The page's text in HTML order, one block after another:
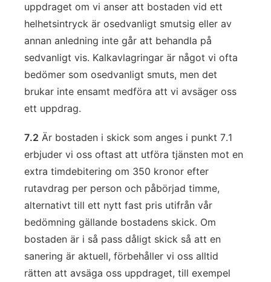
uppdraget om vi anser att bostaden vid ett
helhetsintryck är osedvanligt smutsig eller av
annan anledning inte går att behandla på
sedvanligt vis. Kalkavlagringar är något vi ofta
bedömer som osedvanligt smuts, men det
brukar inte ensamt medföra att vi avsäger oss
ett uppdrag.
7.2 Är bostaden i skick som anges i punkt 7.1
erbjuder vi oss oftast att utföra tjänsten mot en
extra timdebitering om 350 kronor efter
rutavdrag per person och påbörjad timme,
alternativt till ett nytt fast pris utifrån vår
bedömning gällande bostadens skick. Om
bostaden är i så pass dåligt skick så att en
sanering är aktuell, förbehåller vi oss alltid
rätten att avsäga oss uppdraget, till exempel